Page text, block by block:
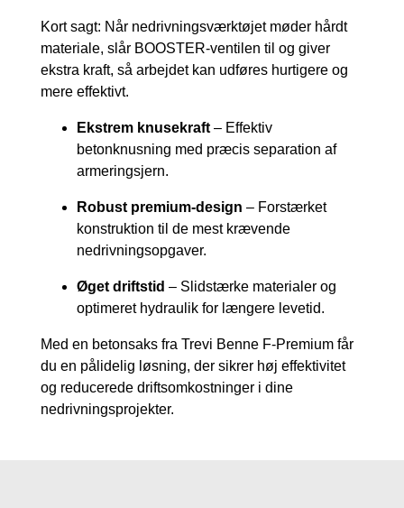
Kort sagt: Når nedrivningsværktøjet møder hårdt
materiale, slår BOOSTER-ventilen til og giver
ekstra kraft, så arbejdet kan udføres hurtigere og
mere effektivt.
Ekstrem knusekraft – Effektiv
betonknusning med præcis separation af
armeringsjern.
Robust premium-design – Forstærket
konstruktion til de mest krævende
nedrivningsopgaver.
Øget driftstid – Slidstærke materialer og
optimeret hydraulik for længere levetid.
Med en betonsaks fra Trevi Benne F-Premium får
du en pålidelig løsning, der sikrer høj effektivitet
og reducerede driftsomkostninger i dine
nedrivningsprojekter.